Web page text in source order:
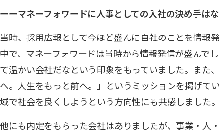
ーーマネーフォワードに人事としての入社の決め手は
当時、採用広報として今ほど盛んに自社のことを情報
中で、マネーフォワードは当時から情報発信が盛んで
て温かい会社だなという印象をもっていました。また
へ。人生をもっと前へ。」というミッションを掲げて
域で社会を良くしようという方向性にも共感しました
他にも内定をもらった会社はありましたが、事業・人